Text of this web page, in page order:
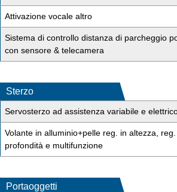
Attivazione vocale altro
Sistema di controllo distanza di parcheggio
con sensore & telecamera
Sterzo
Servosterzo ad assistenza variabile e
Volante in alluminio+pelle reg. in altezza, reg.
profondità e multifunzione
Portaoggetti